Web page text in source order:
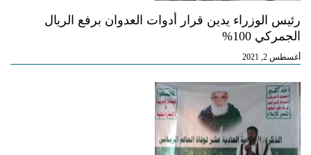
رئيس الوزراء يدين قرار أدوات العدوان برفع الريال
الجمركي 100%
أغسطس 2, 2021